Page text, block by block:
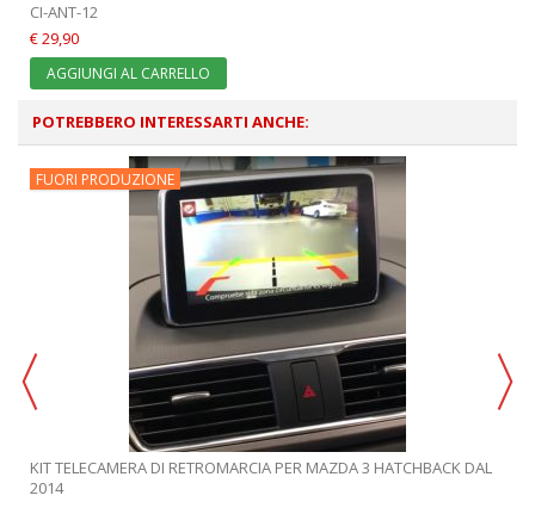
CI-ANT-12
€ 29,90
AGGIUNGI AL CARRELLO
POTREBBERO INTERESSARTI ANCHE:
FUORI PRODUZIONE
KIT TELECAMERA DI RETROMARCIA PER MAZDA 3 HATCHBACK DAL
2014